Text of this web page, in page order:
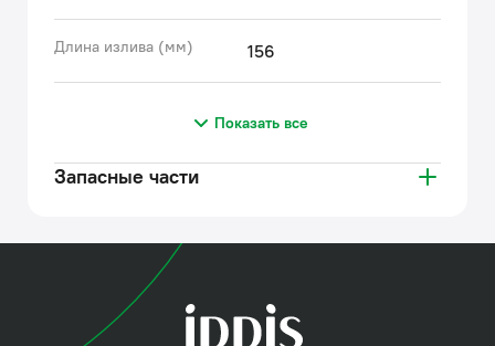
Длина излива (мм) 156
Показать все
Запасные части